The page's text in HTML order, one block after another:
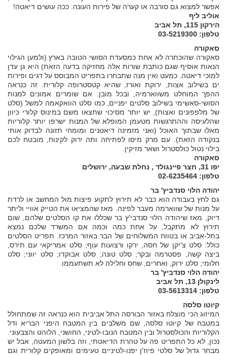
אפשר למצוא גם סורבה או קערה של פירות העונה. ככה עושים דיאטה!
אוליב ליף
הירקון 115, תל אביב
טלפון: 03-5219300
סאקורה
סאקורה שהוכתרה לא אחת כמסעדת הסושי הטובה בארץ (ולמען הגילוי
הנאות אוסיף שגם כותבת שורות אלה מחזיקה בדעה הזאת) היא גן עדן
למוכי דיאטה. כמעט ואין מנה שתבחרו בתפריט המבוסס על דגים ופירות
ים בשילוב אצות, ירוקת ואורז, שהיא קטסטרופה קלורית. זה כנראה
ההפך המוחלט משווארמיה, ובכל מובן. אם שומרים אמונים למנות
הסושי-סאשימי בשילוב סלטים יפניים, כמו סלט הוואקאמה למשל (סלט
של מלפפונים ואצות), יש יותר מסיכוי שתצאו משם במינוס קלורי כיוון
שהלעיסה וההתרגשות מטעמן המופלא של המנות ישרפו יותר קלוריות
מאלו שבתוך האוכל (ואני מזמינה דיאטנים ומומחי תזונה לבדוק אותי
בנקודה הזאת). עם מרק מיסו לפתיחה ותה ירוק לקינוח, מובטח לכם
בילוי נטול כולסטרול ושאר מזיקין.
סאקורה
יפו 31, חצר פיינגולד , נחלת שבעה, ירושלים
טלפון: 02-6235464
יהודה הלוי סנדביץ' בר
גם לחץ בעבודה הוא כבר לא תירוץ לתקוע פיצות מול המחשב או לרדת
על מנות של שווארמה מעבר לפינה. מאז שהמציאו את הטייק אוויי וליתר
דיוק, מאז שיהודה הלוי סנדבי'ץ בר שכללו את קו הסלטים שלהם, שום
תירוץ לא מתקבל, על אחת כמה וכמה אם המשרד שלכם נמצא
בתל-אביב או בטווח המשלוחים של הבר באזור המרכז. תפריט הסלטים
כולל: סלט צ'יקן של חסה, ירקו ורצועות עוף; סלט אמריקאי עם תירס,
ביצה קשה, פסטרמה ובקר; סלט טונה; סלט אבוקדו; סלט יווני; סלט
חלומי; סלט ירוק, ואחרים, שחס וחלילה לא תשתעממו.
יהודה הלוי סנדביץ' בר
לינקולן 13, תל אביב
טלפון: 03-5613314
קיוטו סלסה
המיזוג הכי מוצלח באזור הבורסה התל אביבית הוא כנראה זה שמתחולל
במטבח של קיוטו סלסה, שם משלבים בין המטבח היפני הבריא ודל
הקלוריות והכולסטרול ובין המטבח הנובו-לטיני, החושני, הלוהט והצבעוני.
נכון, לא כל התפריט פה על טהרת הדיאטתי, וזה בלשון המעטה, אבל יש
מבחר גדול של סלטי פיוז'ן יפנו-לטיניים טעימים ומאופקים קלורית וגם